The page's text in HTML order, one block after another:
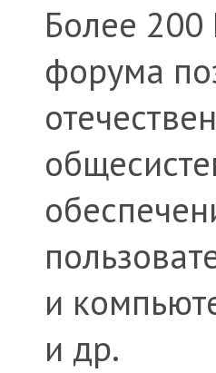
Более
форума
и
и др.